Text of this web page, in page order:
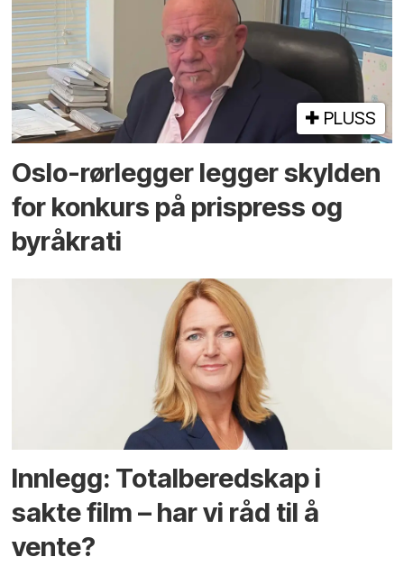
PLUSS
Oslo-rørlegger legger skylden
for konkurs på prispress og
byråkrati
Innlegg: Totalberedskap i
sakte film – har vi råd til å
vente?